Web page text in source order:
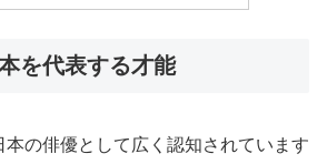
を代表する才能
の俳優として広く認知されています